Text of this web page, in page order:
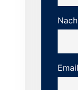
Email